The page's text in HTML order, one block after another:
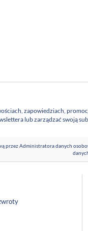
zapowiedziach,
lub zarządzać swoją
przez Administratora danych